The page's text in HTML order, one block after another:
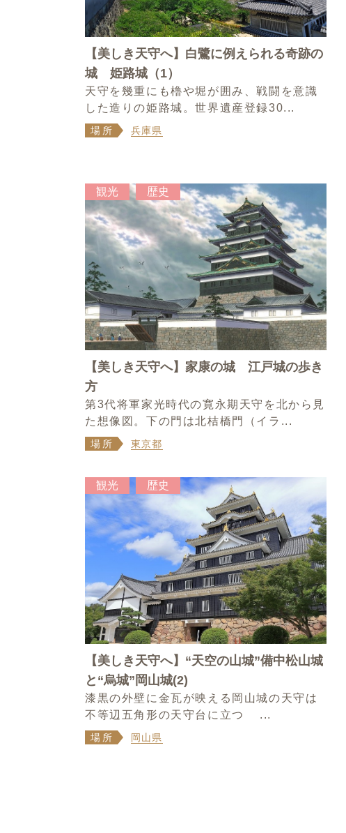
【美しき天守へ】白鷺に例えられる奇跡の
城 姫路城（1）
天守を幾重にも櫓や堀が囲み、戦闘を意識
した造りの姫路城。世界遺産登録30...
場所 兵庫県
観光 歴史
【美しき天守へ】家康の城 江戸城の歩き
方
第3代将軍家光時代の寛永期天守を北から見
た想像図。下の門は北桔橋門（イラ...
場所 東京都
観光 歴史
【美しき天守へ】“天空の山城”備中松山城
と“烏城”岡山城(2)
漆黒の外壁に金瓦が映える岡山城の天守は
不等辺五角形の天守台に立つ ...
場所 岡山県